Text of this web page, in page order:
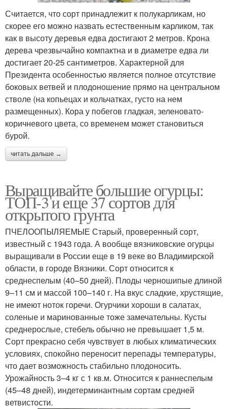
Считается, что сорт принадлежит к полукарликам, но
скорее его можно назвать естественным карликом, так
как в высоту деревья едва достигают 2 метров. Крона
дерева чрезвычайно компактна и в диаметре едва ли
достигает 20-25 сантиметров. Характерной для
Президента особенностью является полное отсутствие
боковых ветвей и плодоношение прямо на центральном
стволе (на копьецах и кольчатках, густо на нем
размещенных). Кора у побегов гладкая, зеленовато-
коричневого цвета, со временем может становиться
бурой.
читать дальше →
Выращивайте большие огурцы:
ТОП-3 и еще 37 сортов для
открытого грунта
ПЧЕЛООПЫЛЯЕМЫЕ Старый, проверенный сорт,
известный с 1943 года. А вообще вязниковские огурцы
выращивали в России еще в 19 веке во Владимирской
области, в городе Вязники. Сорт относится к
среднеспелым (40–50 дней). Плоды черношипые длиной
9–11 см и массой 100–140 г. На вкус сладкие, хрустящие,
не имеют ноток горечи. Огурчики хороши в салатах,
соленые и маринованные тоже замечательны. Кусты
среднерослые, стебель обычно не превышает 1,5 м.
Сорт прекрасно себя чувствует в любых климатических
условиях, спокойно переносит перепады температуры,
что дает возможность стабильно плодоносить.
Урожайность 3–4 кг с 1 кв.м. Относится к раннеспелым
(45–48 дней), индетерминантным сортам средней
ветвистости.